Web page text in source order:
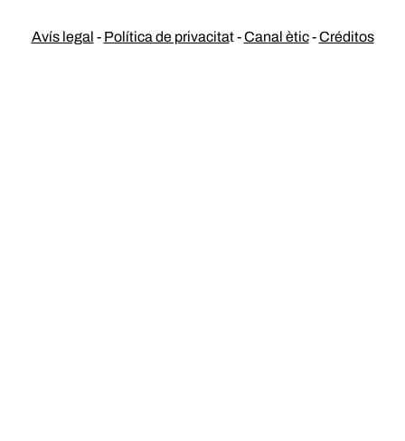
Avís legal - Política de privacitat -Canal ètic-Créditos